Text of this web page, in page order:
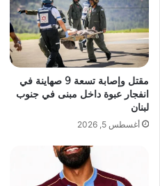
مقتل وإصابة تسعة 9 صهاينة في
انفجار عبوة داخل مبنى في جنوب
لبنان
أغسطس 5, 2026